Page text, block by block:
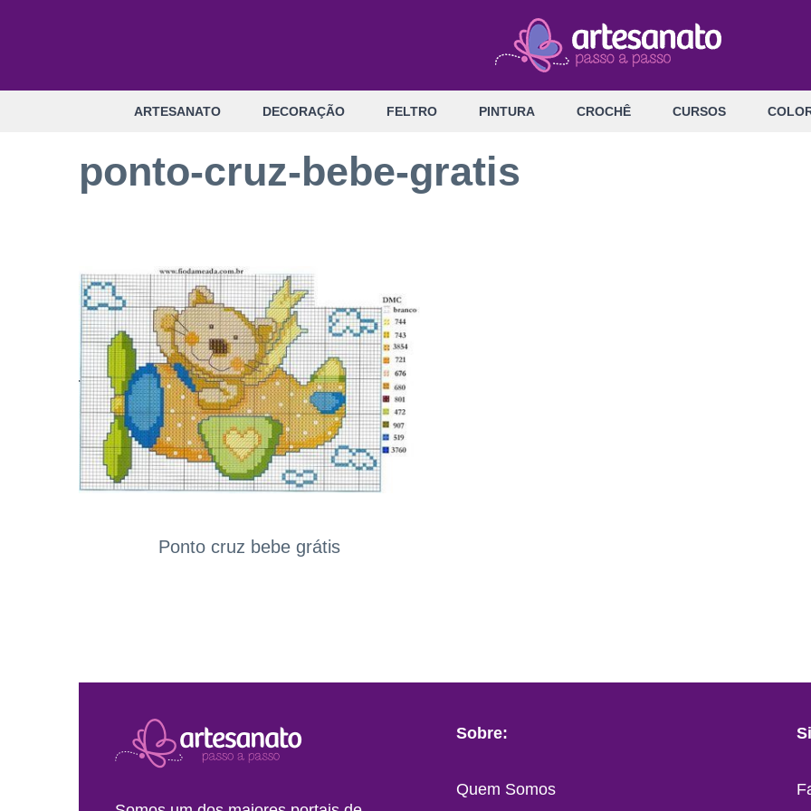
ARTESANATO DECORAÇÃO FELTRO PINTURA CROCHÊ CURSOS
ponto-cruz-bebe-gratis
Ponto cruz bebe grátis
Sobre:
Quem Somos